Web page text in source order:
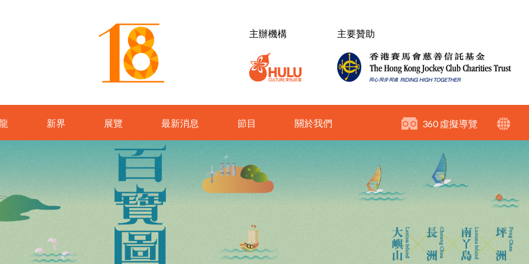
主辦機構 主要贊助
360 虛擬導覽
新界 展覽 最新消息 節目 關於我們